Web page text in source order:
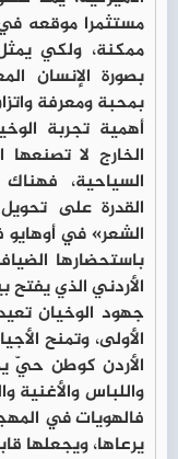
مستثمرا موقعه
ممكنة، ولكي
بصورة الإنسان
بمحبة ومعرفة
أهمية تجربة
الخارج لا تصنعها
السياحية،
القدرة على
الشعر» في
باستحضارها
الأردني الذي يفتح
جهود الوخيان
الأولى، وتمنح
الأردن كوطن حيّ
واللباس والأغنية
فالهويات في
يرعاها، ويجعلها